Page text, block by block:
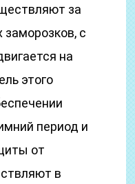
за
с
на
этого
период и
от
в